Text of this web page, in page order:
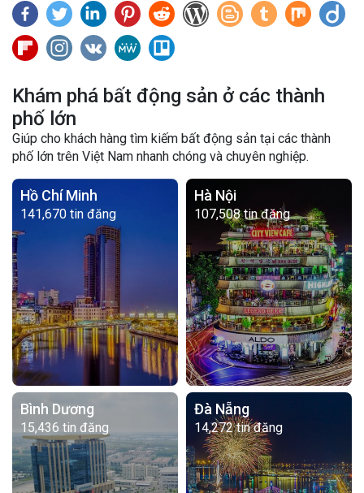
Khám phá bất động sản ở các thành
phố lớn
Giúp cho khách hàng tìm kiếm bất động sản tại các thành
phố lớn trên Việt Nam nhanh chóng và chuyên nghiệp.
Hồ Chí Minh
141,670 tin đăng
Hà Nội
107,508 tin đăng
Bình Dương
15,436 tin đăng
Đà Nẵng
14,272 tin đăng